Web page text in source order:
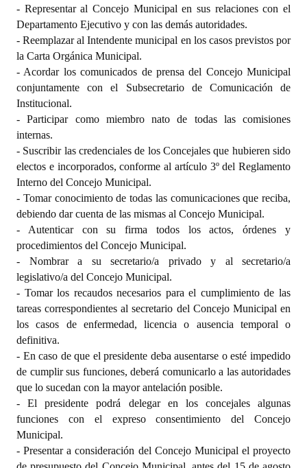
- Representar al Concejo Municipal en sus relaciones con el
Departamento Ejecutivo y con las demás autoridades.
- Reemplazar al Intendente municipal en los casos previstos por
la Carta Orgánica Municipal.
- Acordar los comunicados de prensa del Concejo Municipal
conjuntamente con el Subsecretario de Comunicación de
Institucional.
- Participar como miembro nato de todas las comisiones
internas.
- Suscribir las credenciales de los Concejales que hubieren sido
electos e incorporados, conforme al artículo 3º del Reglamento
Interno del Concejo Municipal.
- Tomar conocimiento de todas las comunicaciones que reciba,
debiendo dar cuenta de las mismas al Concejo Municipal.
- Autenticar con su firma todos los actos, órdenes y
procedimientos del Concejo Municipal.
- Nombrar a su secretario/a privado y al secretario/a
legislativo/a del Concejo Municipal.
- Tomar los recaudos necesarios para el cumplimiento de las
tareas correspondientes al secretario del Concejo Municipal en
los casos de enfermedad, licencia o ausencia temporal o
definitiva.
- En caso de que el presidente deba ausentarse o esté impedido
de cumplir sus funciones, deberá comunicarlo a las autoridades
que lo sucedan con la mayor antelación posible.
- El presidente podrá delegar en los concejales algunas
funciones con el expreso consentimiento del Concejo
Municipal.
- Presentar a consideración del Concejo Municipal el proyecto